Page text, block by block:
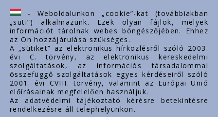
Fontos linkek
Rólunk
Dokumentumok
Kapcsolat
Karrier
Cég adatok
- Weboldalunkon „cookie”-kat (továbbiakban
„süti”) alkalmazunk. Ezek olyan fájlok, melyek
információt tárolnak webes böngészőjében. Ehhez
az Ön hozzájárulása szükséges.
A „sütiket” az elektronikus hírközlésről szóló 2003.
évi C. törvény, az elektronikus kereskedelmi
szolgáltatások, az információs társadalommal
összefüggő szolgáltatások egyes kérdéseiről szóló
2001. évi CVIII. törvény, valamint az Európai Unió
előírásainak megfelelően használjuk.
Az adatvédelmi tájékoztató kérésre betekintésre
rendelkezésre áll telephelyünkön.